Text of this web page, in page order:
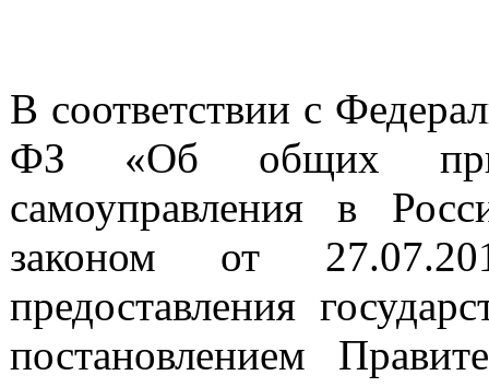
В соответствии с
ФЗ «Об общих
самоуправления в
законом от
предоставления
постановлением